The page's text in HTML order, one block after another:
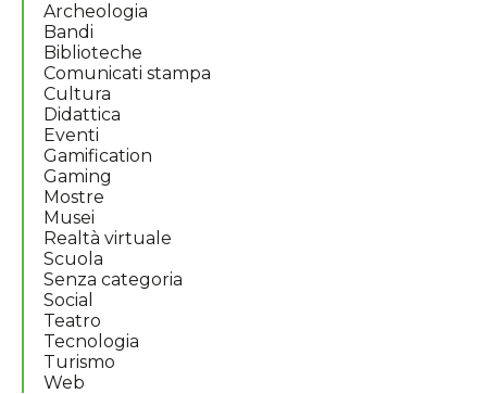
Archeologia
Bandi
Biblioteche
Comunicati stampa
Cultura
Didattica
Eventi
Gamification
Gaming
Mostre
Musei
Realtà virtuale
Scuola
Senza categoria
Social
Teatro
Tecnologia
Turismo
Web